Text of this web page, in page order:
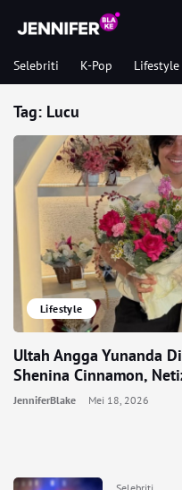
Selebriti K-Pop Lifestyle
Tag: Lucu
Lifestyle
Ultah Angga Yunanda
Shenina Cinnamon,
JenniferBlake Mei 18, 2026